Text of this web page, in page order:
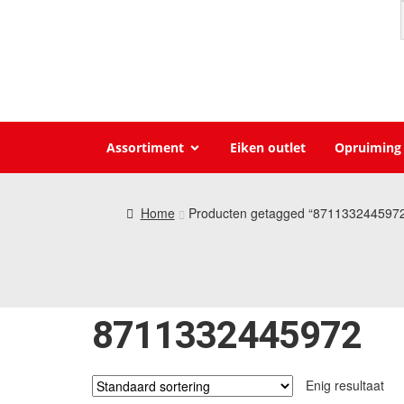
Assortiment Eiken outlet Opruiming
Home Producten getagged
8711332445972
Enig resultaat